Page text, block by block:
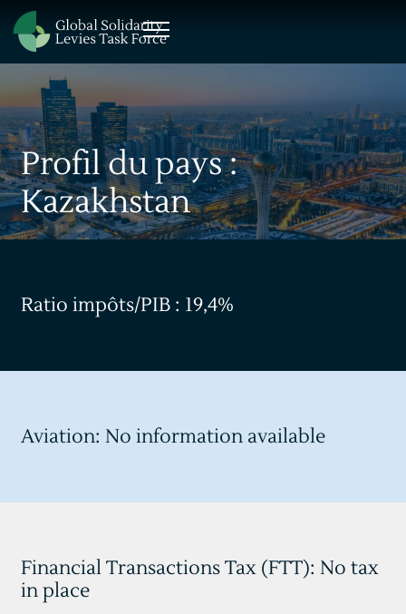
Profil du pays :
Kazakhstan
Ratio impôts/PIB : 19,4%
Aviation: No information available
Financial Transactions Tax (FTT): No tax
in place